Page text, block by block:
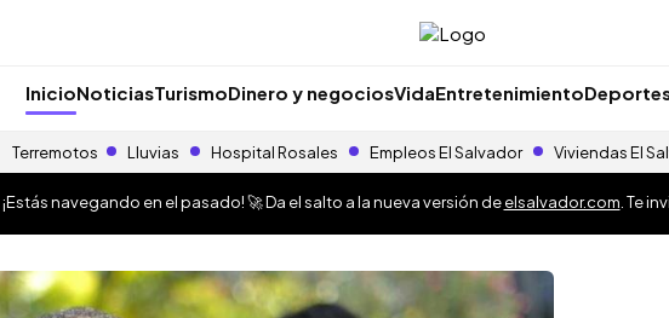
InicioNoticiasTurismoDinero y negociosVidaEntretenimiento
Terremotos Lluvias Hospital Rosales Empleos El Salvador Viviendas El
¡Estás navegando en el pasado! 🚀 Da el salto a la nueva versión deelsalvador.com . Te